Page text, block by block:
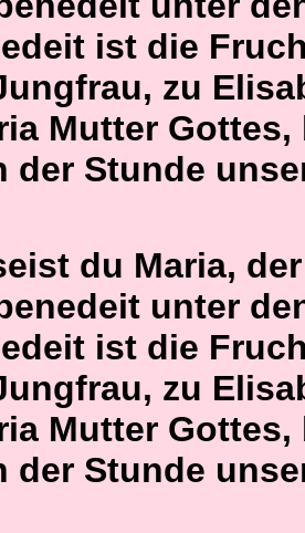
ist die
zu
Mutter
der Stunde
du Maria,
unter
ist die
zu
Mutter
der Stunde